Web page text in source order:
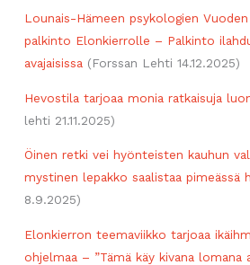
Lounais-​Hämeen psykologien
palkinto Elonkierrolle – Palkinto
avajaisissa (Forssan Lehti 14.12.2025)
Hevostila tarjoaa monia ratkaisuja
lehti 21.11.2025)
Öinen retki vei hyönteisten kauhun
mystinen lepakko saalistaa pimeässä
8.9.2025)
Elonkierron teemaviikko tarjoaa
ohjelmaa – ”Tämä käy kivana lomana